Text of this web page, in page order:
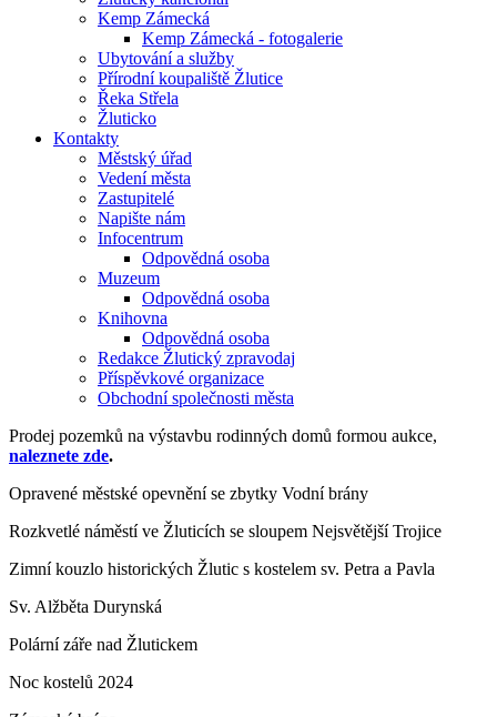
Kemp Zámecká
Kemp Zámecká - fotogalerie
Ubytování a služby
Přírodní koupaliště Žlutice
Řeka Střela
Žluticko
Kontakty
Městský úřad
Vedení města
Zastupitelé
Napište nám
Infocentrum
Odpovědná osoba
Muzeum
Odpovědná osoba
Knihovna
Odpovědná osoba
Redakce Žlutický zpravodaj
Příspěvkové organizace
Obchodní společnosti města
Prodej pozemků na výstavbu rodinných domů formou aukce,
naleznete zde.
Opravené městské opevnění se zbytky Vodní brány
Rozkvetlé náměstí ve Žluticích se sloupem Nejsvětější Trojice
Zimní kouzlo historických Žlutic s kostelem sv. Petra a Pavla
Sv. Alžběta Durynská
Polární záře nad Žlutickem
Noc kostelů 2024